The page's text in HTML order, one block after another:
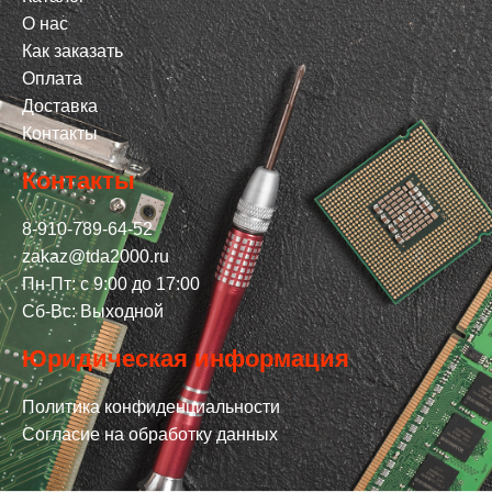
О нас
Как заказать
Оплата
Доставка
Контакты
Контакты
8-910-789-64-52
zakaz@tda2000.ru
Пн-Пт: с 9:00 до 17:00
Сб-Вс: Выходной
Юридическая информация
Политика конфиденциальности
Согласие на обработку данных